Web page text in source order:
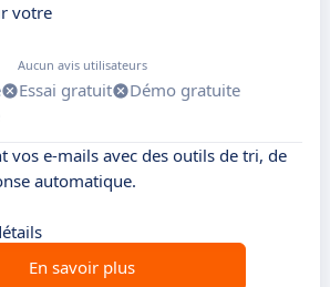
votre
Aucun avis utilisateurs
Essai gratuit
Démo gratuite
vos e-mails avec des outils de tri, de
automatique.
En savoir plus